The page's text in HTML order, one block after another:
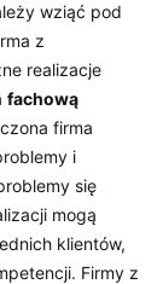
wziąć pod
z
realizacje
fachową
firma
i
się
mogą
klientów,
Firmy z